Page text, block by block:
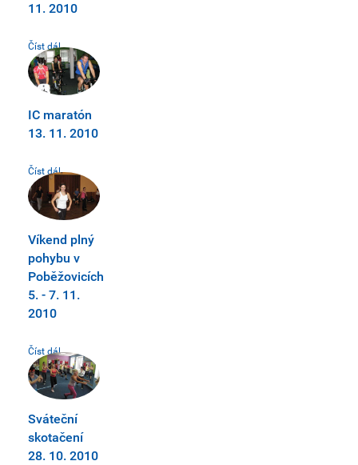
11. 2010
Číst dál...
IC maratón
13. 11. 2010
Číst dál...
Víkend plný
pohybu v
Poběžovicích
5. - 7. 11.
2010
Číst dál...
Sváteční
skotačení
28. 10. 2010